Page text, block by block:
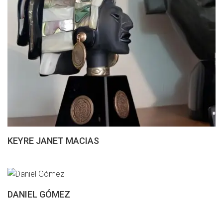
KEYRE JANET MACIAS
DANIEL GÓMEZ